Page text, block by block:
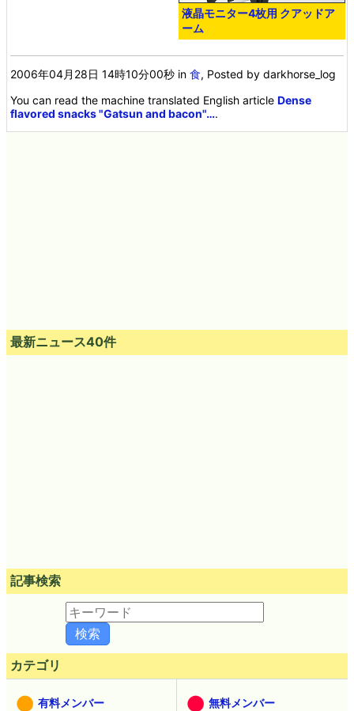
液晶モニター4枚用 クアッドア
ーム
2006年04月28日 14時10分00秒 in食, Posted by darkhorse_log
You can read the machine translated English articleDense
flavored snacks "Gatsun and bacon"….
最新ニュース40件
記事検索
カテゴリ
有料メンバー 無料メンバー